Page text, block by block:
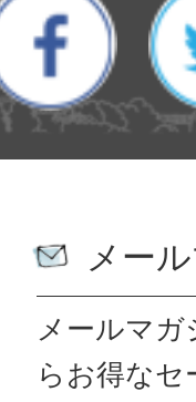
メー
メールマ
ら お得なセ